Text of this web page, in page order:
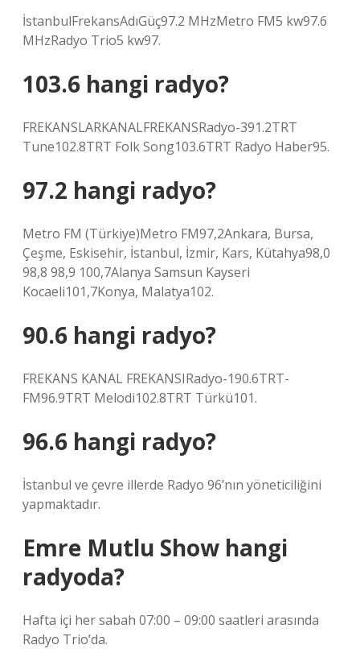
İstanbulFrekansAdıGüç97.2 MHzMetro FM5 kw97.6
MHzRadyo Trio5 kw97.
103.6 hangi radyo?
FREKANSLARKANALFREKANSRadyo-391.2TRT
Tune102.8TRT Folk Song103.6TRT Radyo Haber95.
97.2 hangi radyo?
Metro FM (Türkiye)Metro FM97,2Ankara, Bursa,
Çeşme, Eskisehir, İstanbul, İzmir, Kars, Kütahya98,0
98,8 98,9 100,7Alanya Samsun Kayseri
Kocaeli101,7Konya, Malatya102.
90.6 hangi radyo?
FREKANS KANAL FREKANSIRadyo-190.6TRT-
FM96.9TRT Melodi102.8TRT Türkü101.
96.6 hangi radyo?
İstanbul ve çevre illerde Radyo 96’nın yöneticiliğini
yapmaktadır.
Emre Mutlu Show hangi
radyoda?
Hafta içi her sabah 07:00 – 09:00 saatleri arasında
Radyo Trio’da.